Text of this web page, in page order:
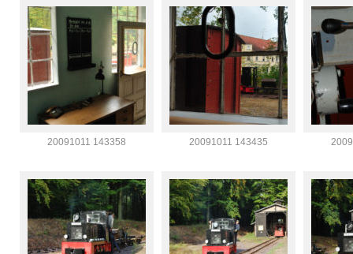
20091011 143358 20091011 143435